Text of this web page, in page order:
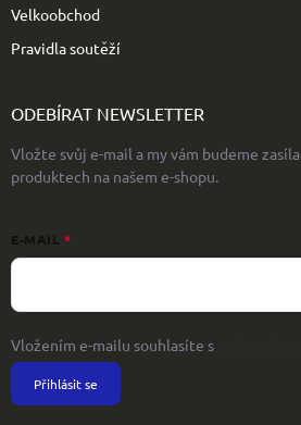
Velkoobchod
Pravidla soutěží
ODEBÍRAT NEWSLETTER
Vložte svůj e-mail a my vám budeme
produktech na našem e-shopu.
E-MAIL
Vložením e-mailu souhlasíte s
Přihlásit se